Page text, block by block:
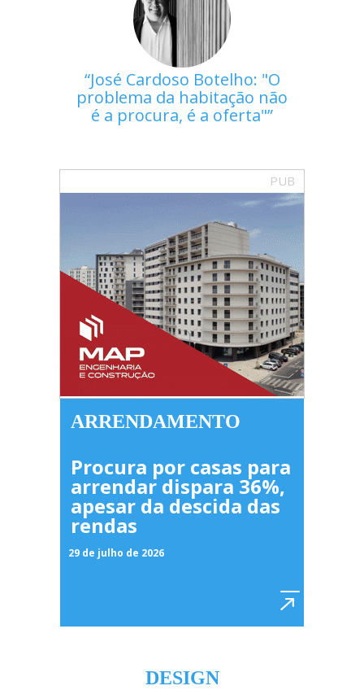
José Cardoso Botelho: "O
problema da habitação não
é a procura, é a oferta"
PUB
ARRENDAMENTO
Procura por casas para
arrendar dispara 36%,
apesar da descida das
rendas
29 de julho de 2026
DESIGN